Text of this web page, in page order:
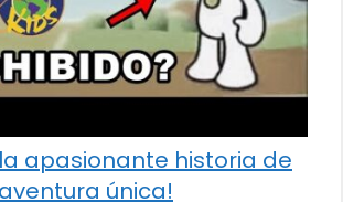
apasionante historia de
aventura única!